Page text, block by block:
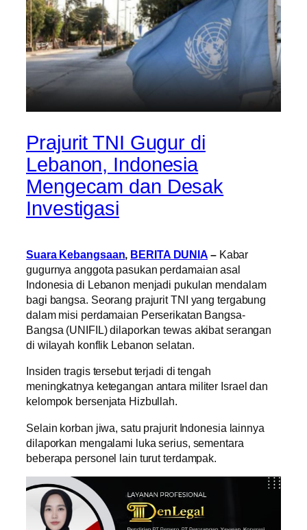
Prajurit TNI Gugur di
Lebanon, Indonesia
Mengecam dan Desak
Investigasi
Suara Kebangsaan, BERITA DUNIA – Kabar
gugurnya anggota pasukan perdamaian asal
Indonesia di Lebanon menjadi pukulan mendalam
bagi bangsa. Seorang prajurit TNI yang tergabung
dalam misi perdamaian Perserikatan Bangsa-
Bangsa (UNIFIL) dilaporkan tewas akibat serangan
di wilayah konflik Lebanon selatan.
Insiden tragis tersebut terjadi di tengah
meningkatnya ketegangan antara militer Israel dan
kelompok bersenjata Hizbullah.
Selain korban jiwa, satu prajurit Indonesia lainnya
dilaporkan mengalami luka serius, sementara
beberapa personel lain turut terdampak.